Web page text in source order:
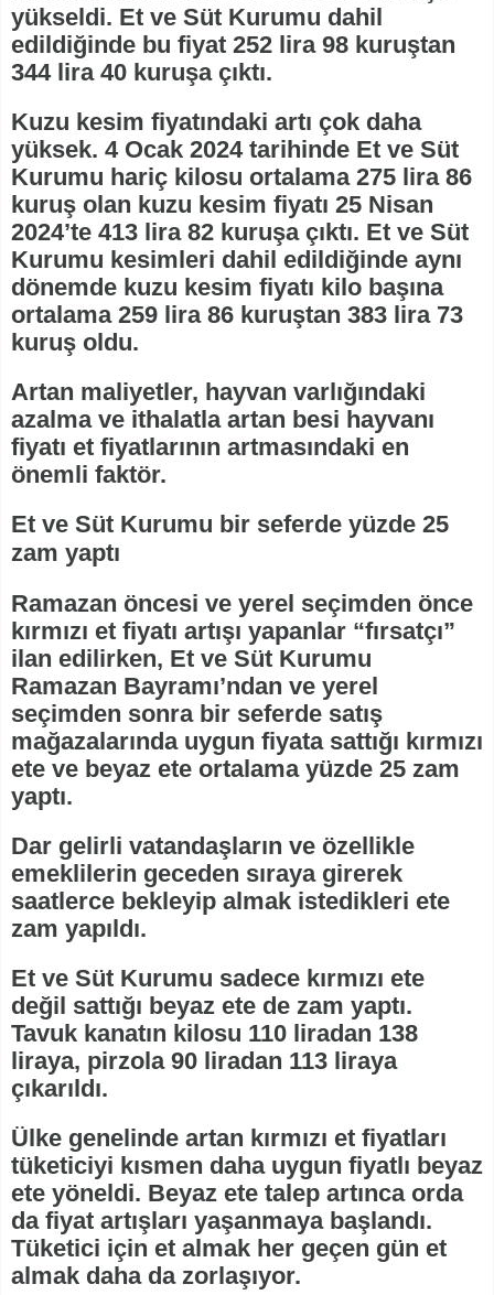
yükseldi. Et ve Süt Kurumu dahil
edildiğinde bu fiyat 252 lira 98 kuruştan
344 lira 40 kuruşa çıktı.
Kuzu kesim fiyatındaki artı çok daha
yüksek. 4 Ocak 2024 tarihinde Et ve Süt
Kurumu hariç kilosu ortalama 275 lira 86
kuruş olan kuzu kesim fiyatı 25 Nisan
2024’te 413 lira 82 kuruşa çıktı. Et ve Süt
Kurumu kesimleri dahil edildiğinde aynı
dönemde kuzu kesim fiyatı kilo başına
ortalama 259 lira 86 kuruştan 383 lira 73
kuruş oldu.
Artan maliyetler, hayvan varlığındaki
azalma ve ithalatla artan besi hayvanı
fiyatı et fiyatlarının artmasındaki en
önemli faktör.
Et ve Süt Kurumu bir seferde yüzde 25
zam yaptı
Ramazan öncesi ve yerel seçimden önce
kırmızı et fiyatı artışı yapanlar “fırsatçı”
ilan edilirken, Et ve Süt Kurumu
Ramazan Bayramı’ndan ve yerel
seçimden sonra bir seferde satış
mağazalarında uygun fiyata sattığı kırmızı
ete ve beyaz ete ortalama yüzde 25 zam
yaptı.
Dar gelirli vatandaşların ve özellikle
emeklilerin geceden sıraya girerek
saatlerce bekleyip almak istedikleri ete
zam yapıldı.
Et ve Süt Kurumu sadece kırmızı ete
değil sattığı beyaz ete de zam yaptı.
Tavuk kanatın kilosu 110 liradan 138
liraya, pirzola 90 liradan 113 liraya
çıkarıldı.
Ülke genelinde artan kırmızı et fiyatları
tüketiciyi kısmen daha uygun fiyatlı beyaz
ete yöneldi. Beyaz ete talep artınca orda
da fiyat artışları yaşanmaya başlandı.
Tüketici için et almak her geçen gün et
almak daha da zorlaşıyor.